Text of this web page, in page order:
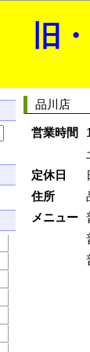
旧
品川店
営業時間
定休日
住所
メニュー